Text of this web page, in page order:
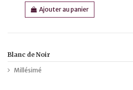
Ajouter au panier
Blanc de Noir
Millésimé